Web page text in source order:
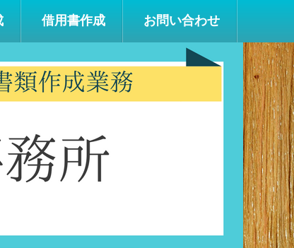
借用書作成 お問い合わせ